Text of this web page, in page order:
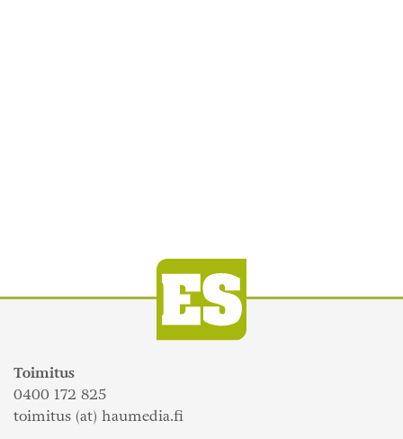
Toimitus
0400 172 825
toimitus (at) haumedia.fi